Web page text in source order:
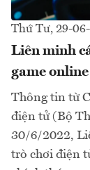
Thứ Tư, 29-
Liên minh
game
Thông tin từ
điện tử (Bộ
30/6/2022,
trò chơi điện